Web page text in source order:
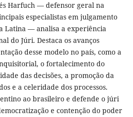
Harfuch — defensor geral na
especialistas em julgamento
Latina — analisa a experiência
do Júri. Destaca os avanços
desse modelo no país, como a
o fortalecimento do
das decisões, a promoção da
e a celeridade dos processos.
ao brasileiro e defende o júri
e contenção do poder